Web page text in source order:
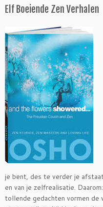
Elf Boeiende Zen Verhalen
je bent, des te verder je
en van je zelfrealisatie.
tollende gedachten vormen de